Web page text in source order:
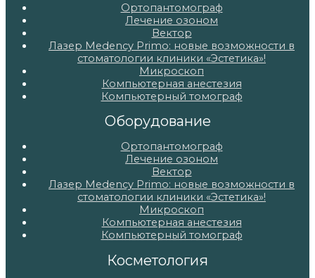
Ортопантомограф
Лечение озоном
Вектор
Лазер Medency Primo: новые возможности в
стоматологии клиники «Эстетика»!
Микроскоп
Компьютерная анестезия
Компьютерный томограф
Оборудование
Ортопантомограф
Лечение озоном
Вектор
Лазер Medency Primo: новые возможности в
стоматологии клиники «Эстетика»!
Микроскоп
Компьютерная анестезия
Компьютерный томограф
Косметология